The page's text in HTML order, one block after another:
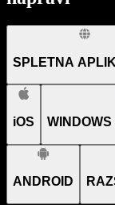
SPLETNA
iOS
ANDROID